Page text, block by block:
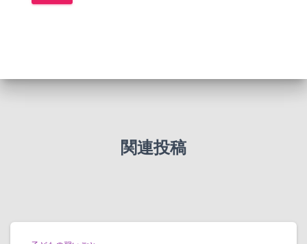
関連投稿